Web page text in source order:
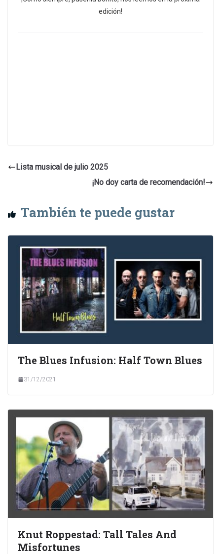
edición!
Lista musical de julio 2025
¡No doy carta de recomendación!
También te puede gustar
The Blues Infusion: Half Town Blues
31/12/2021
Knut Roppestad: Tall Tales And
Misfortunes